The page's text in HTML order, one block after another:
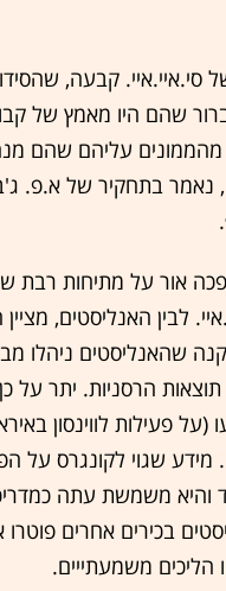
סי.איי.איי. קבעה,
שהם היו מאמץ של
מהממונים עליהם שהם
נאמר בתחקיר של א.פ.
אור על מתיחות רבת
לבין האנליסטים,
שהאנליסטים ניהלו
הרסניות. יתר על
פעילות לווינסון
מידע שגוי לקונגרס על
והיא משמשת עתה
בכירים אחרים
משמעתייים.